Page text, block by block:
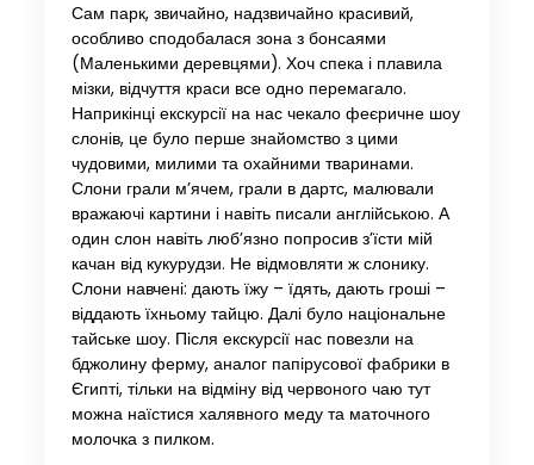
Сам парк, звичайно, надзвичайно красивий,
особливо сподобалася зона з бонсаями
(Маленькими деревцями). Хоч спека і плавила
мізки, відчуття краси все одно перемагало.
Наприкінці екскурсії на нас чекало феєричне шоу
слонів, це було перше знайомство з цими
чудовими, милими та охайними тваринами.
Слони грали м’ячем, грали в дартс, малювали
вражаючі картини і навіть писали англійською. А
один слон навіть люб’язно попросив з’їсти мій
качан від кукурудзи. Не відмовляти ж слонику.
Слони навчені: дають їжу – їдять, дають гроші –
віддають їхньому тайцю. Далі було національне
тайське шоу. Після екскурсії нас повезли на
бджолину ферму, аналог папірусової фабрики в
Єгипті, тільки на відміну від червоного чаю тут
можна наїстися халявного меду та маточного
молочка з пилком.